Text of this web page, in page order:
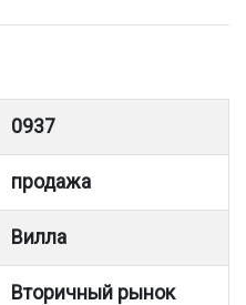
0937
продажа
Вилла
Вторичный рынок